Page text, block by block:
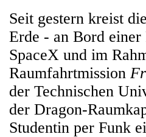
Seit gestern kreist
Erde - an Bord einer
SpaceX und im
Raumfahrtmission
der Technischen
der Dragon-
Studentin per Funk